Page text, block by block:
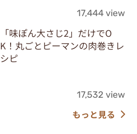
17,444 view
「味ぽん大さじ2」だけでO
K！丸ごとピーマンの肉巻きレ
シピ
17,532 view
もっと見る